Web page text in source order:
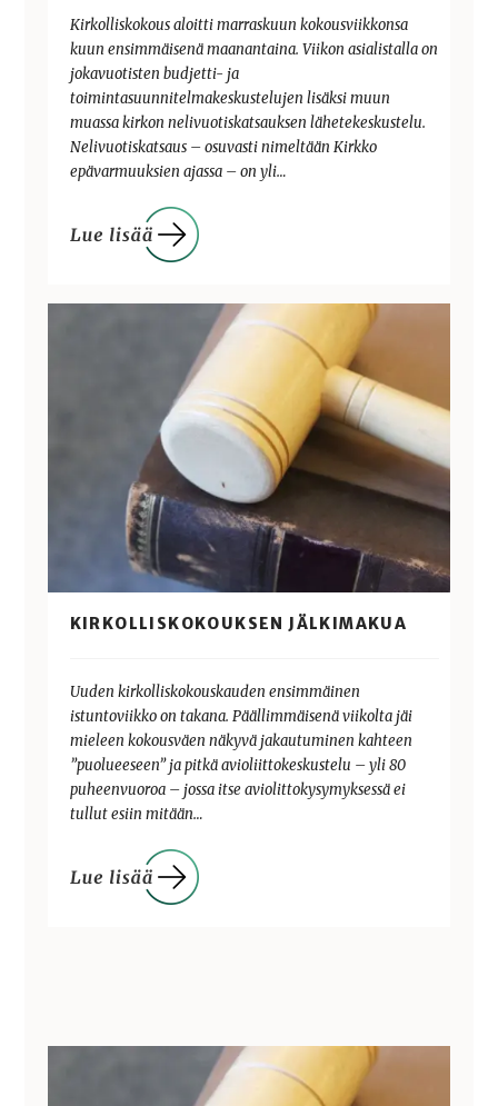
Kirkolliskokous aloitti marraskuun kokousviikkonsa
kuun ensimmäisenä maanantaina. Viikon asialistalla on
jokavuotisten budjetti- ja
toimintasuunnitelmakeskustelujen lisäksi muun
muassa kirkon nelivuotiskatsauksen lähetekeskustelu.
Nelivuotiskatsaus – osuvasti nimeltään Kirkko
epävarmuuksien ajassa – on yli…
KIRKOLLISKOKOUKSEN JÄLKIMAKUA
Uuden kirkolliskokouskauden ensimmäinen
istuntoviikko on takana. Päällimmäisenä viikolta jäi
mieleen kokousväen näkyvä jakautuminen kahteen
”puolueeseen” ja pitkä avioliittokeskustelu – yli 80
puheenvuoroa – jossa itse aviolittokysymyksessä ei
tullut esiin mitään…